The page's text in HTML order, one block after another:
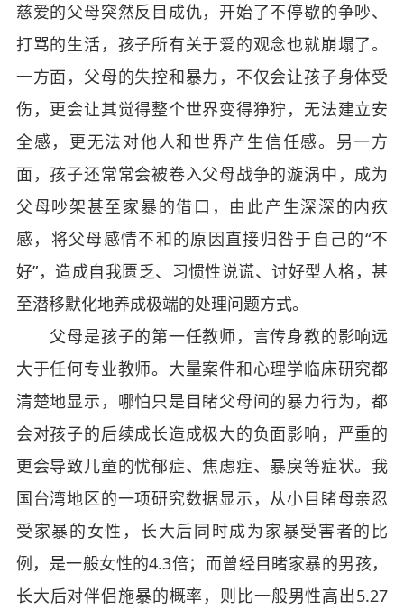
慈爱的父母突然反目成仇，开始了不停歇的争吵、
打骂的生活，孩子所有关于爱的观念也就崩塌了。
一方面，父母的失控和暴力，不仅会让孩子身体受
伤，更会让其觉得整个世界变得狰狞，无法建立安
全感，更无法对他人和世界产生信任感。另一方
面，孩子还常常会被卷入父母战争的漩涡中，成为
父母吵架甚至家暴的借口，由此产生深深的内疚
感，将父母感情不和的原因直接归咎于自己的“不
好”，造成自我匮乏、习惯性说谎、讨好型人格，甚
至潜移默化地养成极端的处理问题方式。
父母是孩子的第一任教师，言传身教的影响远
大于任何专业教师。大量案件和心理学临床研究都
清楚地显示，哪怕只是目睹父母间的暴力行为，都
会对孩子的后续成长造成极大的负面影响，严重的
更会导致儿童的忧郁症、焦虑症、暴戾等症状。我
国台湾地区的一项研究数据显示，从小目睹母亲忍
受家暴的女性，长大后同时成为家暴受害者的比
例，是一般女性的4.3倍；而曾经目睹家暴的男孩，
长大后对伴侣施暴的概率，则比一般男性高出5.27